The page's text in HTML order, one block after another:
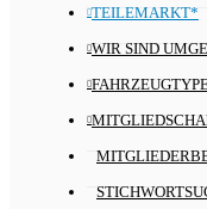
TEILEMARKT*
WIR SIND